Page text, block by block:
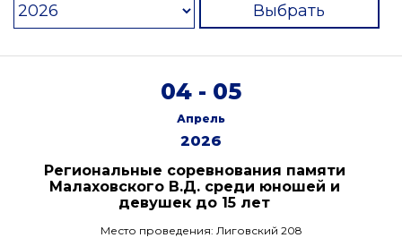
Выбрать
04 - 05
Апрель
2026
Региональные соревнования памяти
Малаховского В.Д. среди юношей и
девушек до 15 лет
Место проведения: Лиговский 208